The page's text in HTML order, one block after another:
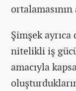
Şimşek ayrıca
nitelikli iş
amacıyla